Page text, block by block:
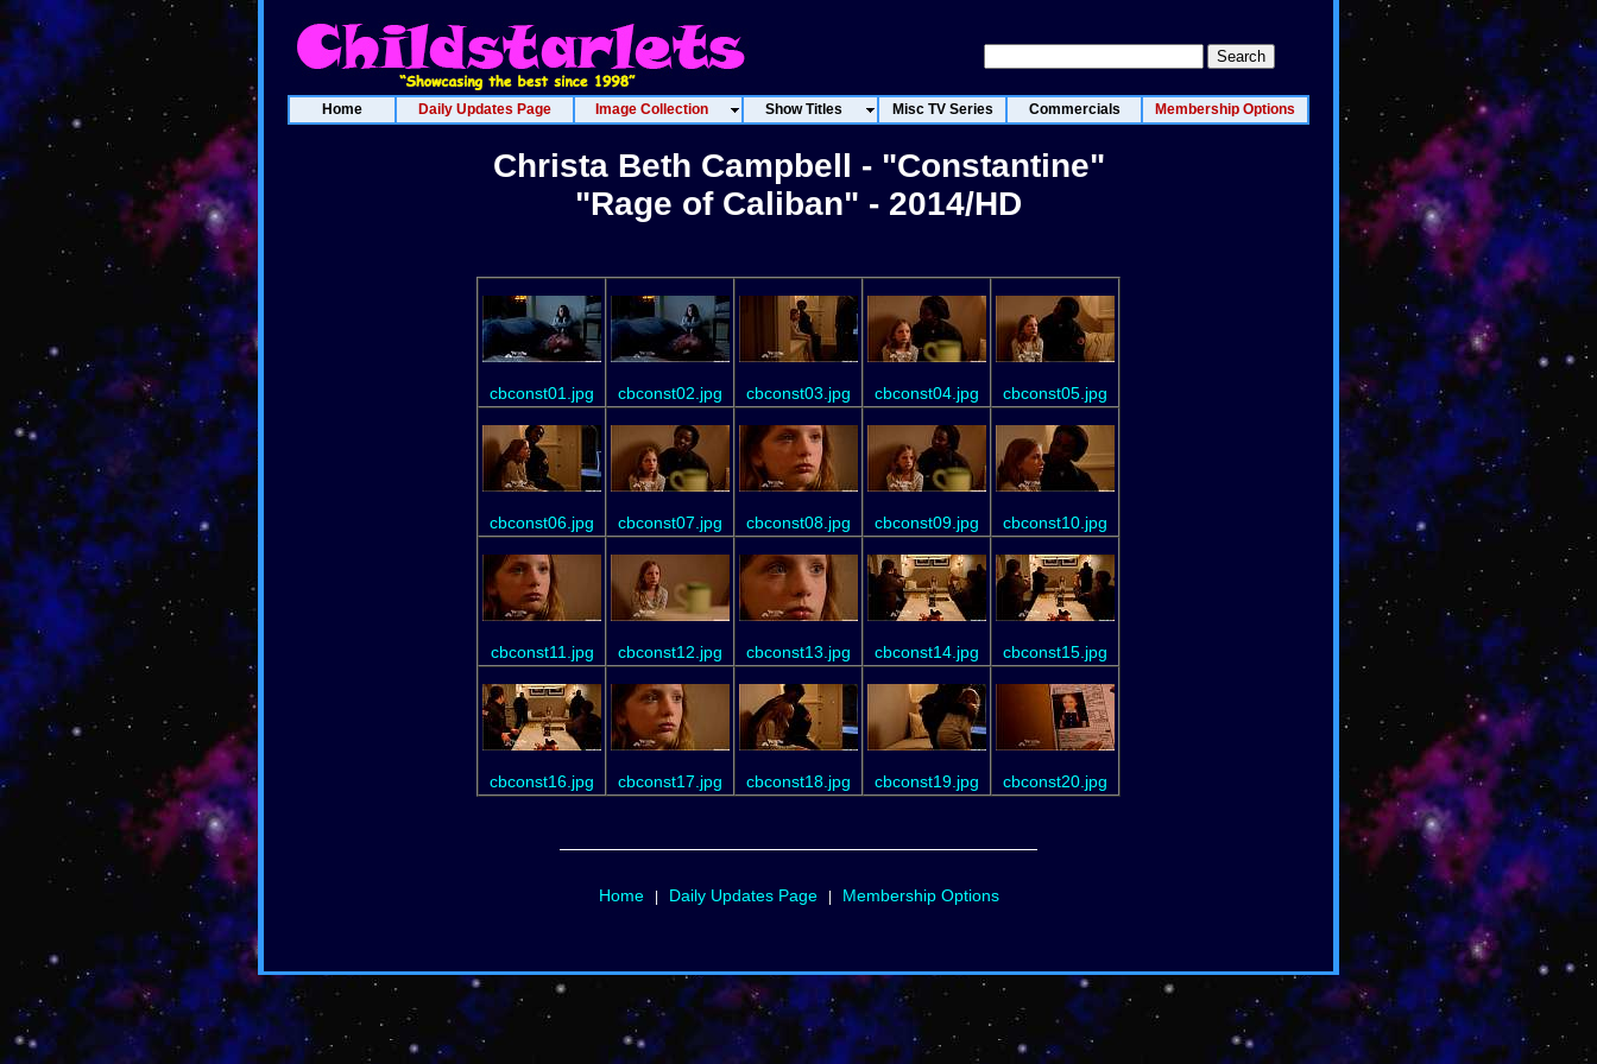
Home Daily Updates Page Image Collection Show Titles Misc TV Series Commercials Membership Options
Christa Beth Campbell - "Constantine"
"Rage of Caliban" - 2014/HD
cbconst01.jpg cbconst02.jpg cbconst03.jpg cbconst04.jpg cbconst05.jpg
cbconst06.jpg cbconst07.jpg cbconst08.jpg cbconst09.jpg cbconst10.jpg
cbconst11.jpg cbconst12.jpg cbconst13.jpg cbconst14.jpg cbconst15.jpg
cbconst16.jpg cbconst17.jpg cbconst18.jpg cbconst19.jpg cbconst20.jpg
Home| Daily Updates Page| Membership Options